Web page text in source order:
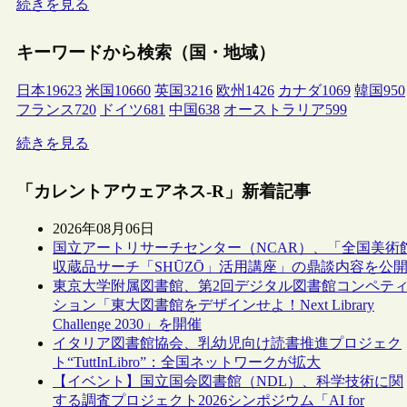
続きを見る
キーワードから検索（国・地域）
日本19623 米国 10660 英国3216 欧州 1426 カナダ1069 韓国950
フランス720 ドイツ681 中国638 オーストラリア599
続きを見る
「カレントアウェアネス-R」新着記事
2026年08月06日
国立アートリサーチセンター（NCAR）、「全国美術
収蔵品サーチ「SHŪZŌ」活用講座」の鼎談内容を公開
東京大学附属図書館、第2回デジタル図書館コンペティ
ション「東大図書館をデザインせよ！Next Library
Challenge 2030」を開催
イタリア図書館協会、乳幼児向け読書推進プロジェク
ト“TuttInLibro”：全国ネットワークが拡大
【イベント】国立国会図書館（NDL）、科学技術に関
する調査プロジェクト2026シンポジウム「AI for